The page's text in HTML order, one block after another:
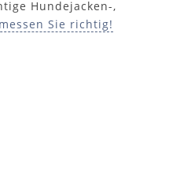
Hundejacken-,
Sie richtig!